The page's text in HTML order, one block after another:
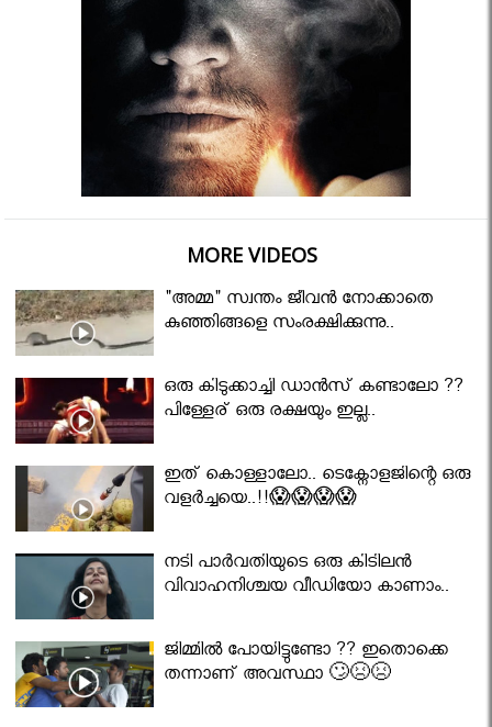
MORE VIDEOS
"അമ്മ" സ്വന്തം ജീവൻ നോക്കാതെ
കുഞ്ഞിങ്ങളെ സംരക്ഷിക്കുന്നു..
ഒരു കിടുക്കാച്ചി ഡാൻസ് കണ്ടാലോ ??
പിള്ളേര് ഒരു രക്ഷയും ഇല്ല..
ഇത് കൊള്ളാലോ.. ടെക്നോളജിന്റെ ഒരു
വളർച്ചയെ..!!😱😱😱😱
നടി പാർവതിയുടെ ഒരു കിടിലൻ
വിവാഹനിശ്ചയ വീഡിയോ കാണാം..
ജിമ്മിൽ പോയിട്ടുണ്ടോ ?? ഇതൊക്കെ
തന്നാണ് അവസ്ഥാ 🙄😣😣